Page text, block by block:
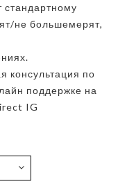
стандартному
не большемерят,
консультация по
поддержке на
IG